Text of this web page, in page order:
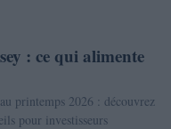
: ce qui alimente
printemps 2026 : découvrez
pour investisseurs